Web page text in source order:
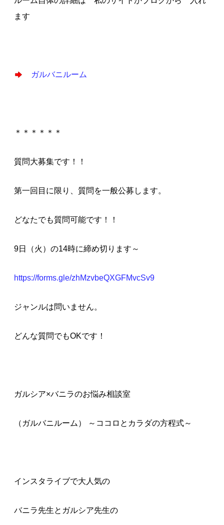
ます
ガルバニルーム
＊＊＊＊＊＊
質問大募集です！！
第一回目に限り、質問を一般公募します。
どなたでも質問可能です！！
9日（火）の14時に締め切ります～
https://forms.gle/zhMzvbeQXGFMvcSv9
ジャンルは問いません。
どんな質問でもOKです！
ガルシア×バニラのお悩み相談室
（ガルバニルーム） ～ココロとカラダの方程式～
インスタライブで大人気の
バニラ先生とガルシア先生の